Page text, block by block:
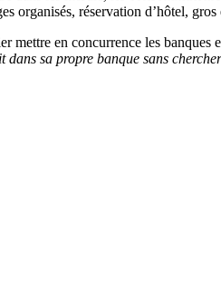
organisés, réservation d’hôtel,
mettre en concurrence les
sa propre banque sans